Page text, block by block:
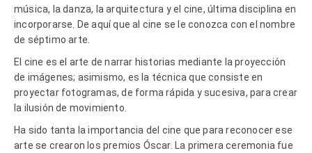
música, la danza, la arquitectura y el cine, última disciplina en
incorporarse. De aquí que al cine se le conozca con el nombre
de séptimo arte.
El cine es el arte de narrar historias mediante la proyección
de imágenes; asimismo, es la técnica que consiste en
proyectar fotogramas, de forma rápida y sucesiva, para crear
la ilusión de movimiento.
Ha sido tanta la importancia del cine que para reconocer ese
arte se crearon los premios Óscar. La primera ceremonia fue